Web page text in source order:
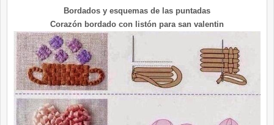
Bordados y esquemas de las puntadas
Corazón bordado con listón para san valentin